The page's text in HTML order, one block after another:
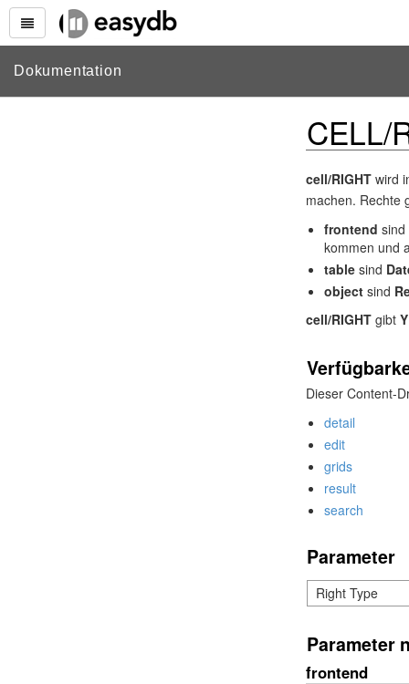
Dokumentation
CELL/
cell/RIGHT wird
machen. Rechte
frontend sind
kommen und
table sind
object sind
cell/RIGHT gibt
Dieser Content-
detail
edit
grids
result
search
Parameter
Right Type
Parameter
frontend